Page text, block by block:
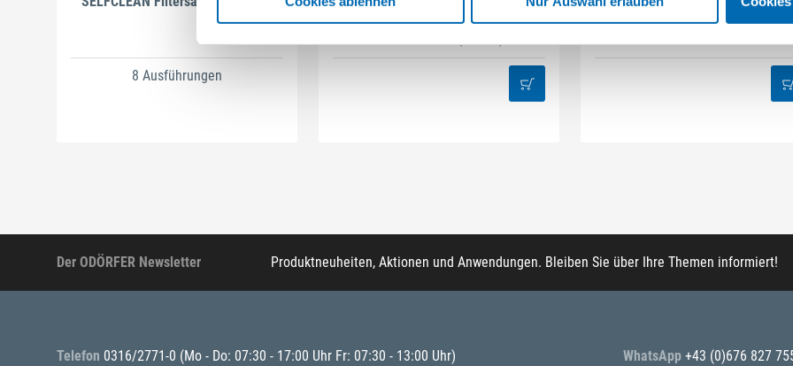
8 Ausführungen
Der ODÖRFER Newsletter Produktneuheiten, Aktionen und Anwendungen. Bleiben Sie über Ihre Themen informiert!
Telefon 0316/2771-0 (Mo - Do: 07:30 - 17:00 Uhr Fr: 07:30 - 13:00 Uhr) WhatsApp +43 (0)676 827